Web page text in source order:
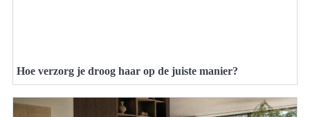
Hoe verzorg je droog haar op de juiste manier?